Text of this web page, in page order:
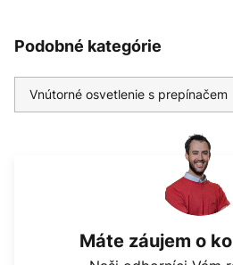
Podobné kategórie
Vnútorné osvetlenie s prepínačem
Máte záujem o